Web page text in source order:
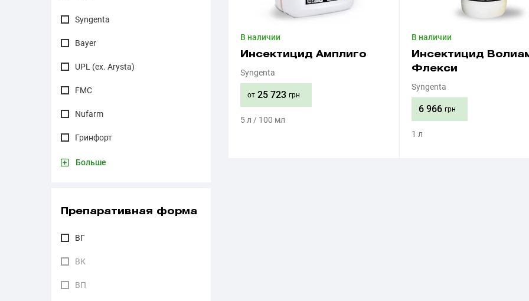
Syngenta
Bayer
UPL (ex. Arysta)
FMC
Nufarm
Гринфорт
Больше
Препаративная форма
ВГ
ВК
ВП
В наличии
Инсектицид Амплиго
Syngenta
от 25 723 грн
5 л / 100 мл
В наличии
Инсектицид
Флекси
Syngenta
6 966 грн
1 л